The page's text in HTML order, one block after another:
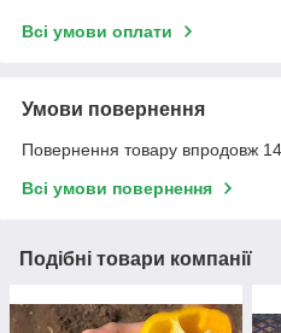
Всі умови оплати
Умови повернення
Повернення товару впродовж
Всі умови повернення
Подібні товари компанії